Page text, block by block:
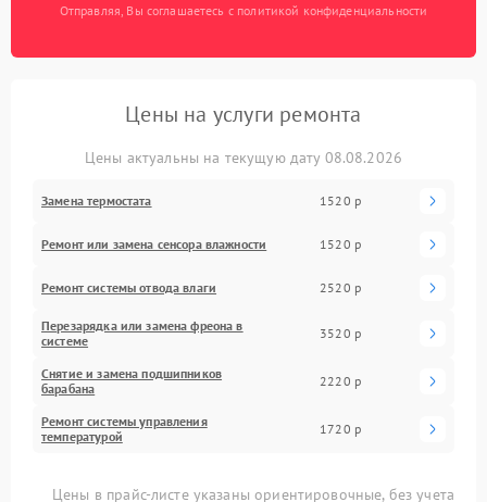
Отправляя, Вы соглашаетесь с политикой конфиденциальности
Цены на услуги ремонта
Цены актуальны на текущую дату 08.08.2026
Замена термостата 1520 р
Ремонт или замена сенсора влажности 1520 р
Ремонт системы отводa влаги 2520 р
Перезарядка или замена фреона в
системе
3520 р
Снятие и замена подшипников
барабана
2220 р
Ремонт системы управления
температурой
1720 р
Цены в прайс-листе указаны ориентировочные, без учета